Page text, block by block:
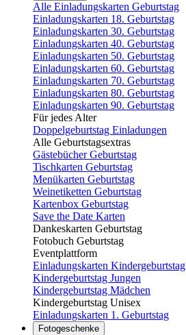
Alle Einladungskarten Geburtstag
Einladungskarten 18. Geburtstag
Einladungskarten 30. Geburtstag
Einladungskarten 40. Geburtstag
Einladungskarten 50. Geburtstag
Einladungskarten 60. Geburtstag
Einladungskarten 70. Geburtstag
Einladungskarten 80. Geburtstag
Einladungskarten 90. Geburtstag
Für jedes Alter
Doppelgeburtstag Einladungen
Alle Geburtstagsextras
Gästebücher Geburtstag
Tischkarten Geburtstag
Menükarten Geburtstag
Weinetiketten Geburtstag
Kartenbox Geburtstag
Save the Date Karten
Dankeskarten Geburtstag
Fotobuch Geburtstag
Eventplattform
Einladungskarten Kindergeburtstag
Kindergeburtstag Jungen
Kindergeburtstag Mädchen
Kindergeburtstag Unisex
Einladungskarten 1. Geburtstag
Fotogeschenke